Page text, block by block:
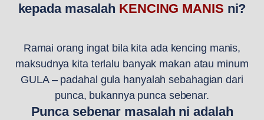
kepada masalah KENCING MANIS ni?
Ramai orang ingat bila kita ada kencing manis,
maksudnya kita terlalu banyak makan atau minum
GULA – padahal gula hanyalah sebahagian dari
punca, bukannya punca sebenar.
Punca sebenar masalah ni adalah